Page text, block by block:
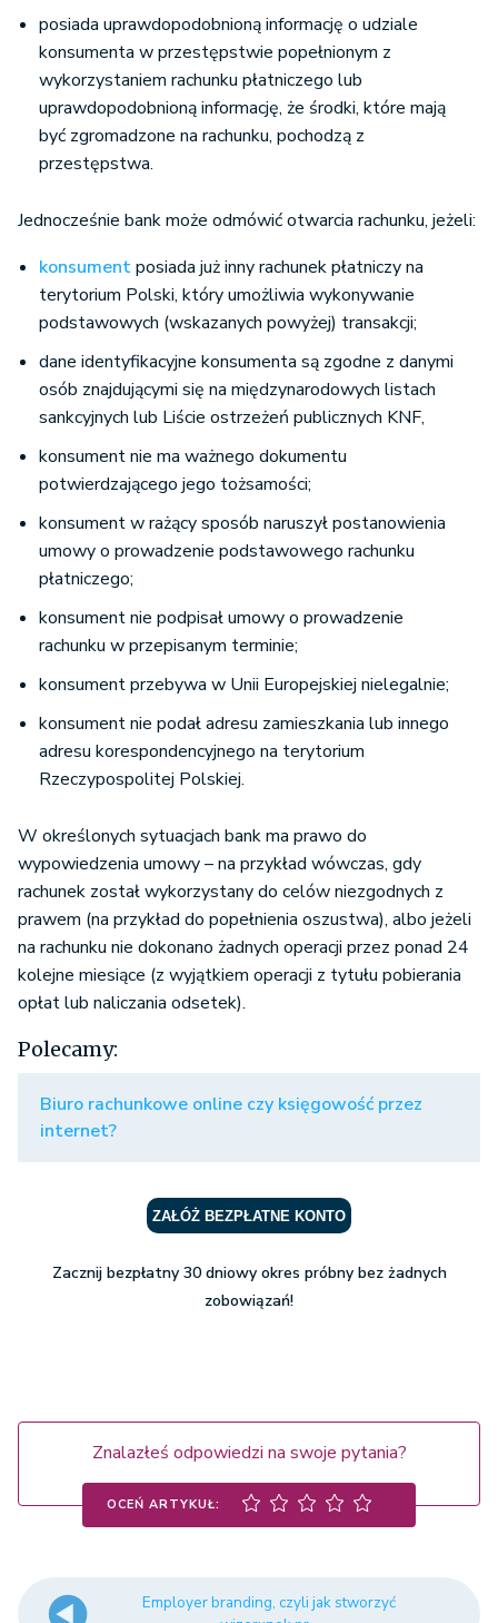
posiada uprawdopodobnioną informację o udziale
konsumenta w przestępstwie popełnionym z
wykorzystaniem rachunku płatniczego lub
uprawdopodobnioną informację, że środki, które mają
być zgromadzone na rachunku, pochodzą z
przestępstwa.
Jednocześnie bank może odmówić otwarcia rachunku, jeżeli:
konsumentposiada już inny rachunek płatniczy na
terytorium Polski, który umożliwia wykonywanie
podstawowych (wskazanych powyżej) transakcji;
dane identyfikacyjne konsumenta są zgodne z danymi
osób znajdującymi się na międzynarodowych listach
sankcyjnych lub Liście ostrzeżeń publicznych KNF,
konsument nie ma ważnego dokumentu
potwierdzającego jego tożsamości;
konsument w rażący sposób naruszył postanowienia
umowy o prowadzenie podstawowego rachunku
płatniczego;
konsument nie podpisał umowy o prowadzenie
rachunku w przepisanym terminie;
konsument przebywa w Unii Europejskiej nielegalnie;
konsument nie podał adresu zamieszkania lub innego
adresu korespondencyjnego na terytorium
Rzeczypospolitej Polskiej.
W określonych sytuacjach bank ma prawo do
wypowiedzenia umowy – na przykład wówczas, gdy
rachunek został wykorzystany do celów niezgodnych z
prawem (na przykład do popełnienia oszustwa), albo jeżeli
na rachunku nie dokonano żadnych operacji przez ponad 24
kolejne miesiące (z wyjątkiem operacji z tytułu pobierania
opłat lub naliczania odsetek).
Polecamy:
Biuro rachunkowe online czy księgowość przez
internet?
ZAŁÓŻ BEZPŁATNE KONTO
Zacznij bezpłatny 30 dniowy okres próbny bez żadnych
zobowiązań!
Znalazłeś odpowiedzi na swoje pytania?
OCEŃ ARTYKUŁ:
Employer branding, czyli jak stworzyć